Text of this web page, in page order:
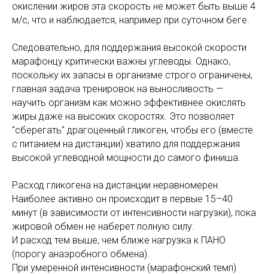
окислении жиров эта скорость не может быть выше 4
м/с, что и наблюдается, например при суточном беге.
Следовательно, для поддержания высокой скорости
марафонцу критически важны углеводы. Однако,
поскольку их запасы в организме строго ограничены,
главная задача тренировок на выносливость —
научить организм как можно эффективнее окислять
жиры даже на высоких скоростях. Это позволяет
"сберегать" драгоценный гликоген, чтобы его (вместе
с питанием на дистанции) хватило для поддержания
высокой углеводной мощности до самого финиша.
Расход гликогена на дистанции неравномерен.
Наиболее активно он происходит в первые 15–40
минут (в зависимости от интенсивности нагрузки), пока
жировой обмен не наберет полную силу.
И расход тем выше, чем ближе нагрузка к ПАНО
(порогу анаэробного обмена).
При умеренной интенсивности (марафонский темп)